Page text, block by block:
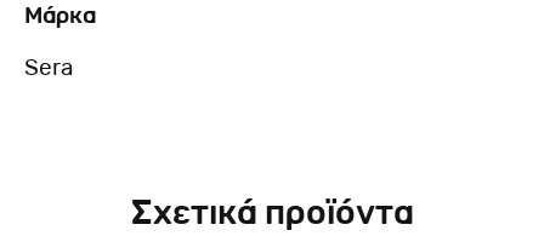
Μάρκα
Sera
Σχετικά προϊόντα